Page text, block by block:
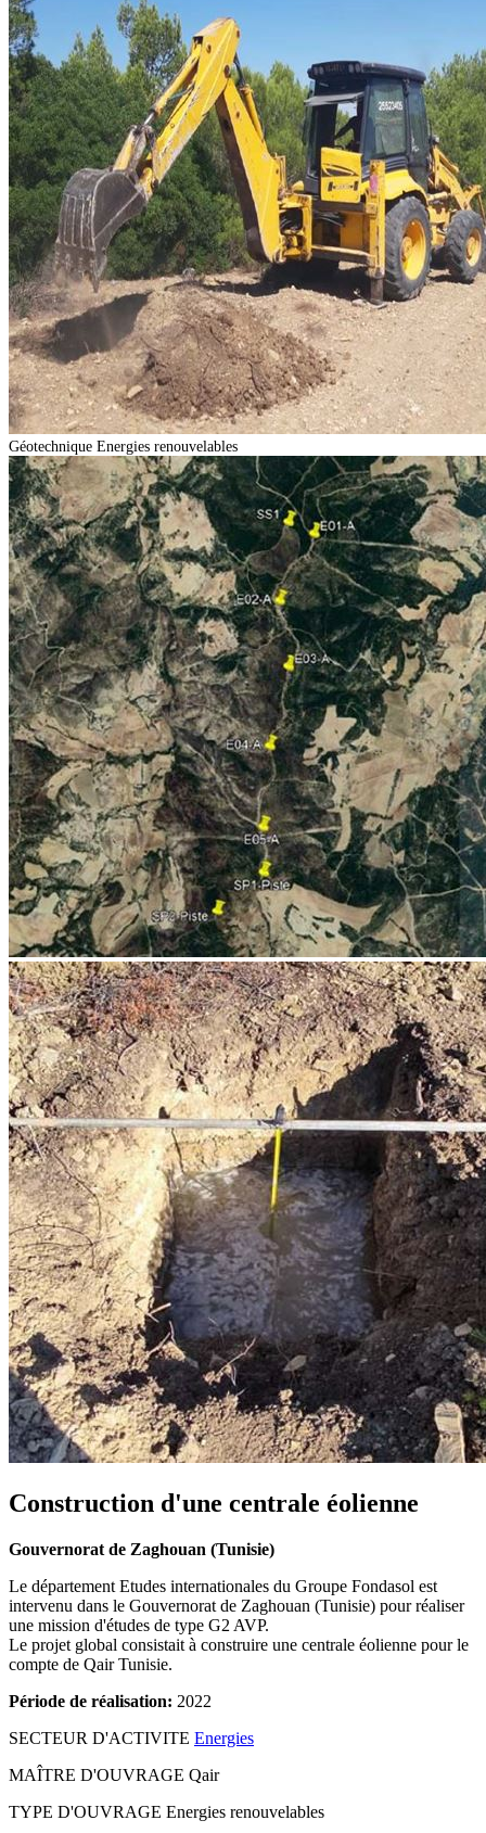
Géotechnique Energies renouvelables
Construction d'une centrale éolienne
Gouvernorat de Zaghouan (Tunisie)
Le département Etudes internationales du Groupe Fondasol est
intervenu dans le Gouvernorat de Zaghouan (Tunisie) pour réaliser
une mission d'études de type G2 AVP.
Le projet global consistait à construire une centrale éolienne pour le
compte de Qair Tunisie.
Période de réalisation: 2022
SECTEUR D'ACTIVITE Energies
MAÎTRE D'OUVRAGE Qair
TYPE D'OUVRAGE Energies renouvelables